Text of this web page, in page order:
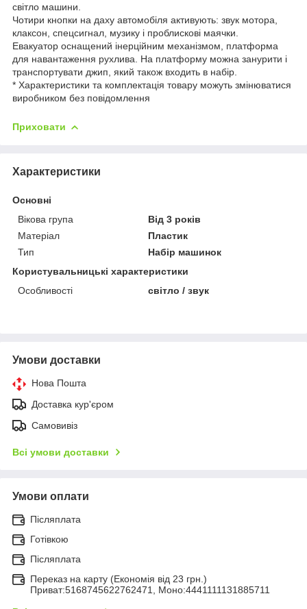
світло машини.
Чотири кнопки на даху автомобіля активують: звук мотора,
клаксон, спецсигнал, музику і проблискові маячки.
Евакуатор оснащений інерційним механізмом, платформа
для навантаження рухлива. На платформу можна занурити і
транспортувати джип, який також входить в набір.
* Характеристики та комплектація товару можуть змінюватися
виробником без повідомлення
Приховати
Характеристики
Основні
Вікова група
Від 3 років
Матеріал
Пластик
Тип
Набір машинок
Користувальницькі характеристики
Особливості
світло / звук
Умови доставки
Нова Пошта
Доставка кур'єром
Самовивіз
Всі умови доставки
Умови оплати
Післяплата
Готівкою
Післяплата
Переказ на карту (Економія від 23 грн.)
Приват:5168745622762471, Моно:4441111131885711